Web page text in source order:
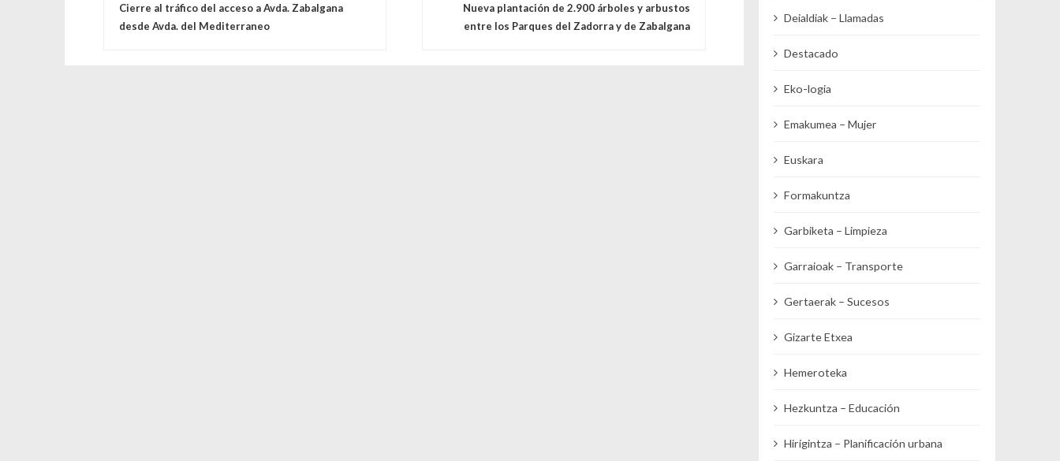
Cierre al tráfico del acceso a Avda. Zabalgana
desde Avda. del Mediterraneo
Nueva plantación de 2.900 árboles y arbustos
entre los Parques del Zadorra y de Zabalgana
Deialdiak – Llamadas
Destacado
Eko-logia
Emakumea – Mujer
Euskara
Formakuntza
Garbiketa – Limpieza
Garraioak – Transporte
Gertaerak – Sucesos
Gizarte Etxea
Hemeroteka
Hezkuntza – Educación
Hirigintza – Planificación urbana